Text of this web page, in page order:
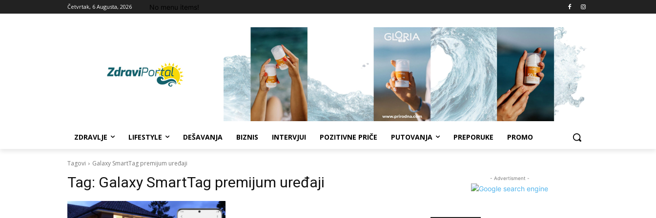
Četvrtak, 6 Augusta, 2026 No menu items!
ZDRAVLJE LIFESTYLE DEŠAVANJA BIZNIS INTERVJUI POZITIVNE PRIČE PUTOVANJA PREPORUKE PROMO
Tagovi Galaxy SmartTag premijum uređaji
Tag: Galaxy SmartTag premijum uređaji - Advertisment -